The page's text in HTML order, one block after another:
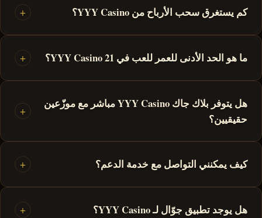
كم يستغرق سحب الأرباح من YYY Casino؟ +
ما هو الحد الأدنى للعمر للعب في YYY Casino 21؟ +
هل يتوفر بلاك جاك YYY Casino مباشر مع موزّعين
حقيقيين؟
+
كيف يمكنني التواصل مع خدمة الدعم؟ +
هل يوجد تطبيق جوّال لـ YYY Casino؟ +